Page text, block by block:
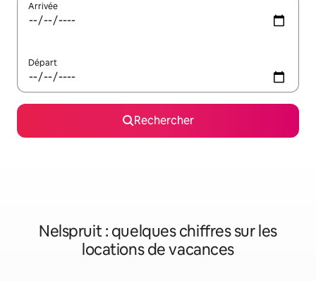
Arrivée
Départ
Rechercher
Nelspruit : quelques chiffres sur les
locations de vacances